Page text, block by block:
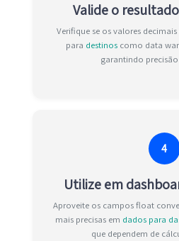
Valide o
Verifique se os valores
para destinos como data
garantindo precisão
4
Utilize em
Aproveite os campos float
mais precisas em dados para
que dependem de